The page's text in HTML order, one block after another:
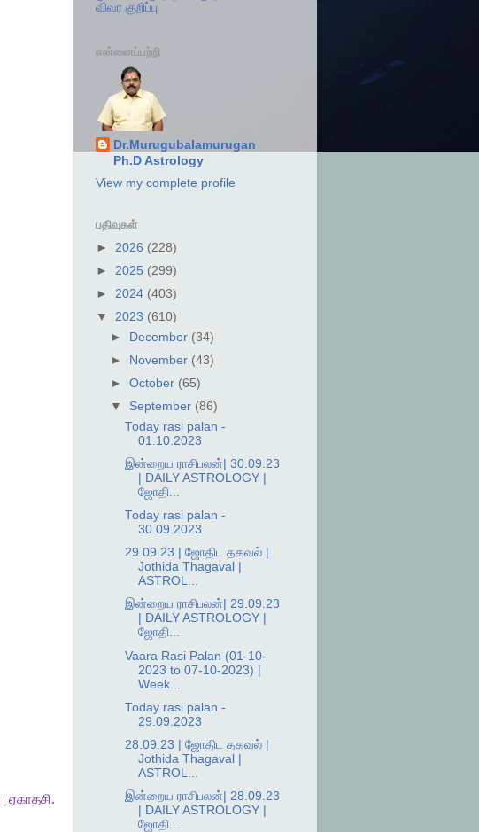
ஏகாதசி.
விவர குறிப்பு
என்னைப்பற்றி
Dr.Murugubalamurugan
Ph.D Astrology
View my complete profile
பதிவுகள்
► 2026 (228)
► 2025 (299)
► 2024 (403)
▼ 2023 (610)
►
December (34)
►
November (43)
► October (65)
▼ September (86)
Today rasi palan -
01.10.2023
இன்றைய ராசிபலன்| 30.09.23
| DAILY ASTROLOGY |
ஜோதி...
Today rasi palan -
30.09.2023
29.09.23 | ஜோதிட தகவல் |
Jothida Thagaval |
ASTROL...
இன்றைய ராசிபலன்| 29.09.23
| DAILY ASTROLOGY |
ஜோதி...
Vaara Rasi Palan (01-10-
2023 to 07-10-2023) |
Week...
Today rasi palan -
29.09.2023
28.09.23 | ஜோதிட தகவல் |
Jothida Thagaval |
ASTROL...
இன்றைய ராசிபலன்| 28.09.23
| DAILY ASTROLOGY |
ஜோதி...